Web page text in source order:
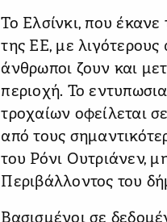
Το Ελσίνκι, που έκανε
της ΕΕ, με λιγότερους
άνθρωποι ζουν και
περιοχή. Το
τροχαίων οφείλεται
από τους
του Ρόνι Ουτριάνεν,
Περιβάλλοντος του